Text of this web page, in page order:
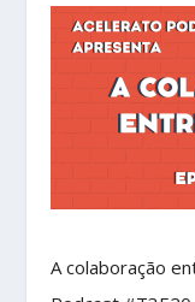
A colaboração